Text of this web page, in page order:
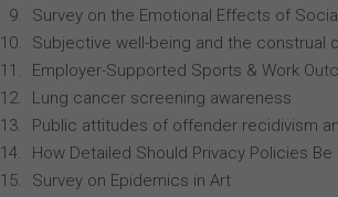
Survey on the Emotional Effects of
Subjective well-being and the construal
Employer-Supported Sports & Work
Lung cancer screening awareness
Public attitudes of offender recidivism
How Detailed Should Privacy Policies
Survey on Epidemics in Art